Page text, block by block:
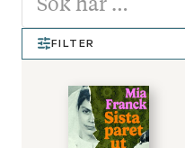
FILTER